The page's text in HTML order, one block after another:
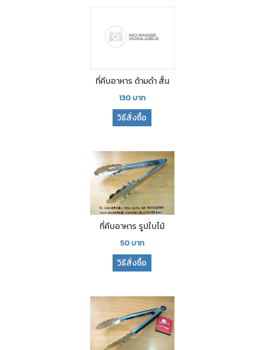
ที่คีบอาหาร ด้ามดำ สั้น
130บาท
วิธีสั่งซื้อ
ที่คีบอาหาร รูปใบไม้
50บาท
วิธีสั่งซื้อ